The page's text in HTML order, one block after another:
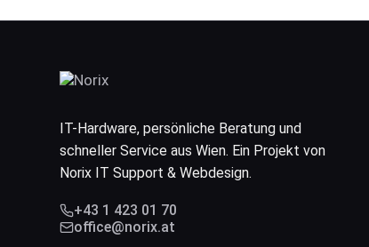
IT-Hardware, persönliche Beratung und
schneller Service aus Wien. Ein Projekt von
Norix IT Support & Webdesign.
+43 1 423 01 70
office@norix.at